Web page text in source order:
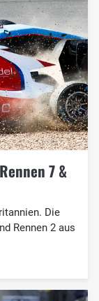
7 &
Die
Rennen 2 aus